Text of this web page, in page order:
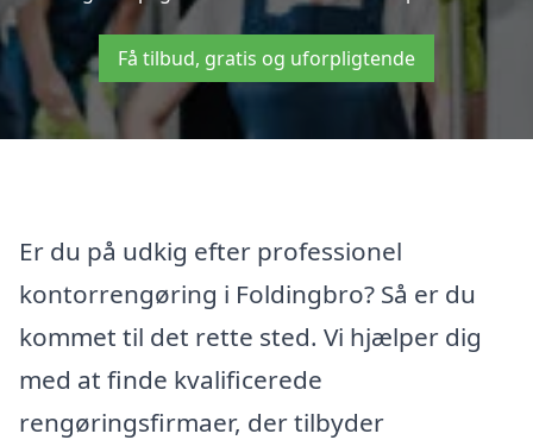
Få tilbud, gratis og uforpligtende
Er du på udkig efter professionel
kontorrengøring i Foldingbro? Så er du
kommet til det rette sted. Vi hjælper dig
med at finde kvalificerede
rengøringsfirmaer, der tilbyder